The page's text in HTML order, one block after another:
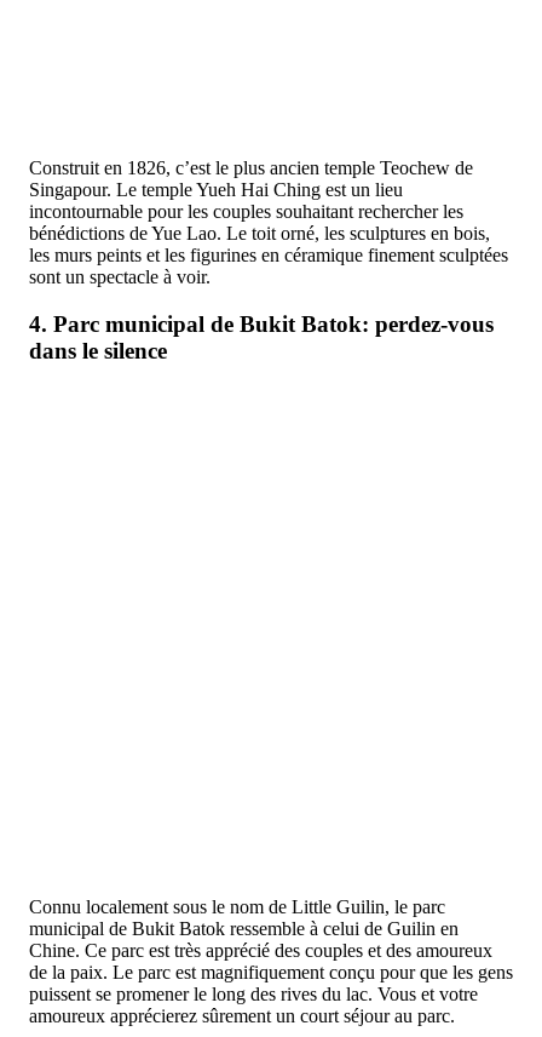
Construit en 1826, c’est le plus ancien temple Teochew de
Singapour. Le temple Yueh Hai Ching est un lieu
incontournable pour les couples souhaitant rechercher les
bénédictions de Yue Lao. Le toit orné, les sculptures en bois,
les murs peints et les figurines en céramique finement sculptées
sont un spectacle à voir.
4. Parc municipal de Bukit Batok: perdez-vous
dans le silence
Connu localement sous le nom de Little Guilin, le parc
municipal de Bukit Batok ressemble à celui de Guilin en
Chine. Ce parc est très apprécié des couples et des amoureux
de la paix. Le parc est magnifiquement conçu pour que les gens
puissent se promener le long des rives du lac. Vous et votre
amoureux apprécierez sûrement un court séjour au parc.